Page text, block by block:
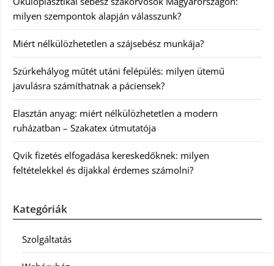
milyen szempontok alapján válasszunk?
Miért nélkülözhetetlen a szájsebész munkája?
Szürkehályog műtét utáni felépülés: milyen ütemű
javulásra számíthatnak a páciensek?
Elasztán anyag: miért nélkülözhetetlen a modern
ruházatban – Szakatex útmutatója
Qvik fizetés elfogadása kereskedőknek: milyen
feltételekkel és díjakkal érdemes számolni?
Kategóriák
Szolgáltatás